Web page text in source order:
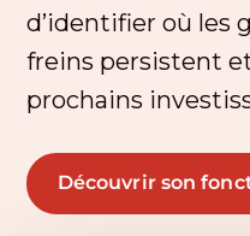
d’identifier où les
freins persistent
prochains
Découvrir son